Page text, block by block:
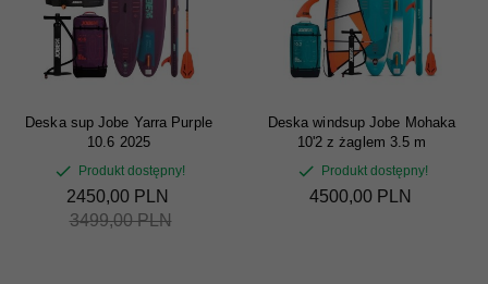
Deska sup Jobe Yarra Purple
10.6 2025
Produkt dostępny!
2450,00 PLN
3499,00 PLN
Deska windsup Jobe Mohaka
10'2 z żaglem 3.5 m
Produkt dostępny!
4500,00 PLN